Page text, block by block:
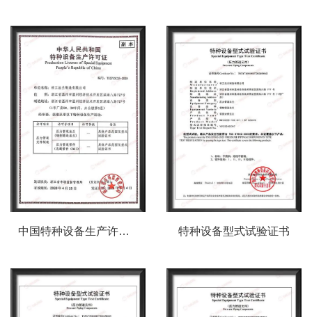
中国特种设备生产许可证 特种设备型式试验证书